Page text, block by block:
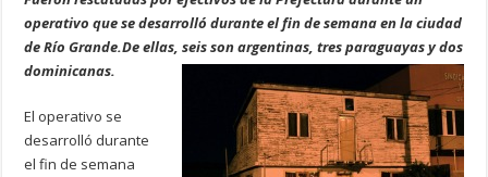
operativo que se desarrolló durante el fin de semana en la ciudad
de Río Grande.De ellas, seis son argentinas, tres paraguayas y dos
dominicanas.
El operativo se
desarrolló durante
el fin de semana